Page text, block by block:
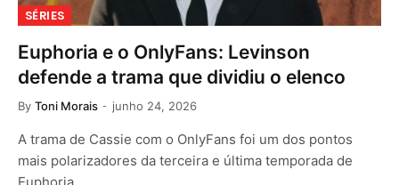
SÉRIES
Euphoria e o OnlyFans: Levinson
defende a trama que dividiu o elenco
By Toni Morais junho 24, 2026
A trama de Cassie com o OnlyFans foi um dos pontos
mais polarizadores da terceira e última temporada de
Euphoria.…